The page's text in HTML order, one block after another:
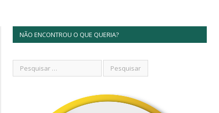
NÃO ENCONTROU O QUE QUERIA?